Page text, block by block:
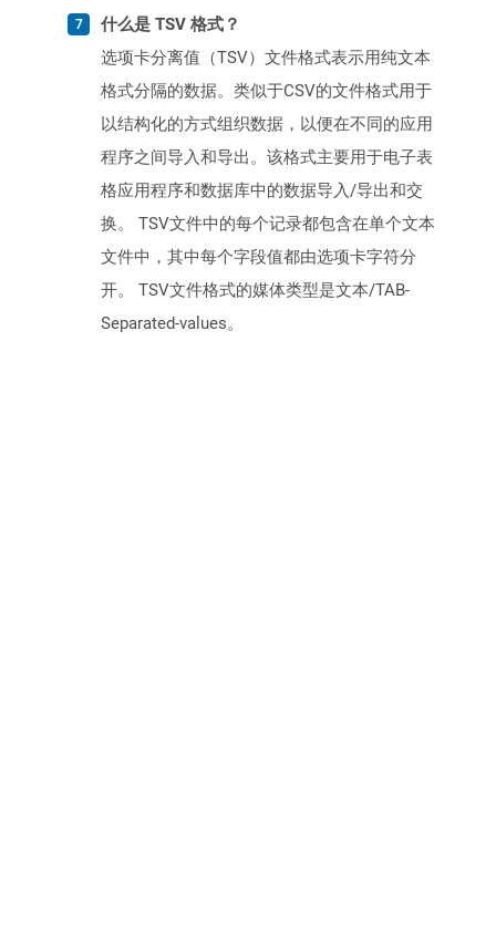
什么是 TSV 格式？
选项卡分离值（TSV）文件格式表示用纯文本
格式分隔的数据。类似于CSV的文件格式用于
以结构化的方式组织数据，以便在不同的应用
程序之间导入和导出。该格式主要用于电子表
格应用程序和数据库中的数据导入/导出和交
换。 TSV文件中的每个记录都包含在单个文本
文件中，其中每个字段值都由选项卡字符分
开。 TSV文件格式的媒体类型是文本/TAB-
Separated-values。